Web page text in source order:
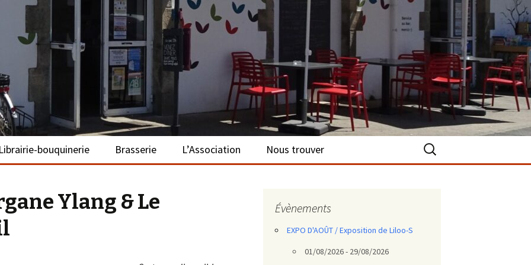
La Turballe
Librairie-bouquinerie
Brasserie
L’Association
Nous trouver Rechercher :
Ylang & Le
Évènements
EXPO D'AOÛT / Exposition de Liloo-S
01/08/2026 - 29/08/2026